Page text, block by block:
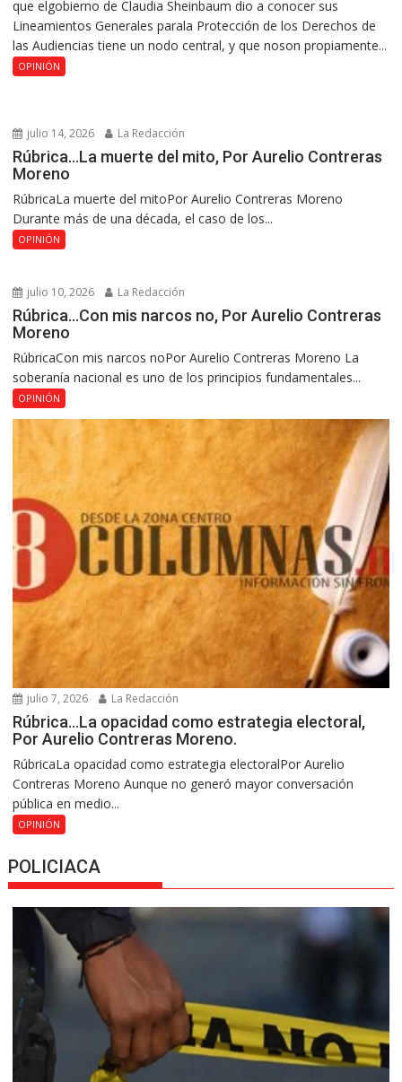
que elgobierno de Claudia Sheinbaum dio a conocer sus
Lineamientos Generales parala Protección de los Derechos de
las Audiencias tiene un nodo central, y que noson propiamente...
OPINIÓN
julio 14, 2026 La Redacción
Rúbrica…La muerte del mito, Por Aurelio Contreras
Moreno
RúbricaLa muerte del mitoPor Aurelio Contreras Moreno
Durante más de una década, el caso de los...
OPINIÓN
julio 10, 2026 La Redacción
Rúbrica…Con mis narcos no, Por Aurelio Contreras
Moreno
RúbricaCon mis narcos noPor Aurelio Contreras Moreno La
soberanía nacional es uno de los principios fundamentales...
OPINIÓN
julio 7, 2026 La Redacción
Rúbrica…La opacidad como estrategia electoral,
Por Aurelio Contreras Moreno.
RúbricaLa opacidad como estrategia electoralPor Aurelio
Contreras Moreno Aunque no generó mayor conversación
pública en medio...
OPINIÓN
POLICIACA